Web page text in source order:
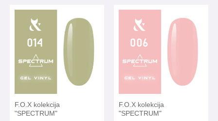
F.O.X kolekcija
"SPECTRUM"
F.O.X kolekcija
"SPECTRUM"